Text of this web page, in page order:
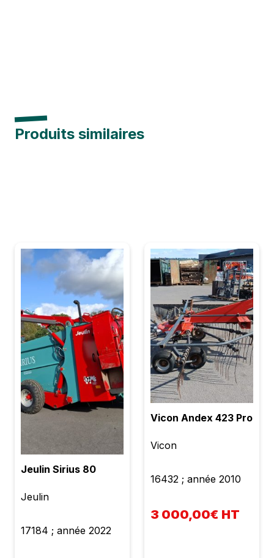
Produits similaires
Jeulin Sirius 80
Jeulin
17184 ; année 2022
Vicon Andex 423 Pro
Vicon
16432 ; année 2010
3 000,00€ HT